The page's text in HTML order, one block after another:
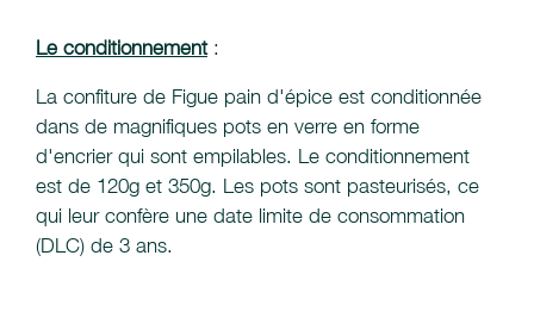
Le conditionnement:
La confiture de Figue pain d'épice est conditionnée
dans de magnifiques pots en verre en forme
d'encrier qui sont empilables. Le conditionnement
est de 120g et 350g. Les pots sont pasteurisés, ce
qui leur confère une date limite de consommation
(DLC) de 3 ans.